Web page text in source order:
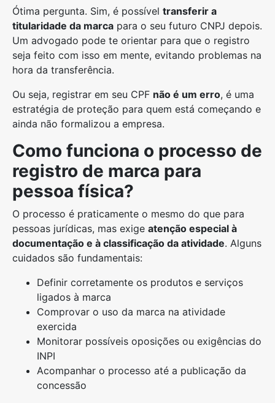
Ótima pergunta. Sim, é possível transferir a
titularidade da marca para o seu futuro CNPJ depois.
Um advogado pode te orientar para que o registro
seja feito com isso em mente, evitando problemas na
hora da transferência.
Ou seja, registrar em seu CPF não é um erro, é uma
estratégia de proteção para quem está começando e
ainda não formalizou a empresa.
Como funciona o processo de
registro de marca para
pessoa física?
O processo é praticamente o mesmo do que para
pessoas jurídicas, mas exige atenção especial à
documentação e à classificação da atividade. Alguns
cuidados são fundamentais:
Definir corretamente os produtos e serviços
ligados à marca
Comprovar o uso da marca na atividade
exercida
Monitorar possíveis oposições ou exigências do
INPI
Acompanhar o processo até a publicação da
concessão